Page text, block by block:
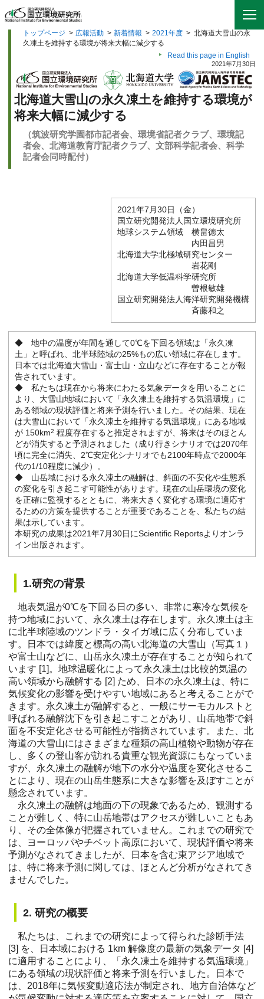
トップページ > 広報活動 > 新着情報 > 2021年度 > 北海道大雪山の永
久凍土を維持する環境が将来大幅に減少する
Read this page in English
2021年7月30日
北海道大雪山の永久凍土を維持する環境が
将来大幅に減少する
（筑波研究学園都市記者会、環境省記者クラブ、環境記
者会、北海道教育庁記者クラブ、文部科学記者会、科学
記者会同時配付）
2021年7月30日（金）
国立研究開発法人国立環境研究所
地球システム領域 横畠徳太
内田昌男
北海道大学北極域研究センター
岩花剛
北海道大学低温科学研究所
曽根敏雄
国立研究開発法人海洋研究開発機構
斉藤和之
◆ 地中の温度が年間を通して0℃を下回る領域は「永久凍
土」と呼ばれ、北半球陸域の25%もの広い領域に存在します。
日本では北海道大雪山・富士山・立山などに存在することが報
告されています。
◆ 私たちは現在から将来にわたる気象データを用いることに
より、大雪山地域において「永久凍土を維持する気温環境」に
ある領域の現状評価と将来予測を行いました。その結果、現在
は大雪山において「永久凍土を維持する気温環境」にある地域
が 150km2 程度存在すると推定されますが、将来はそのほとん
どが消失すると予測されました（成り行きシナリオでは2070年
頃に完全に消失、2℃安定化シナリオでも2100年時点で2000年
代の1/10程度に減少）。
◆ 山岳域における永久凍土の融解は、斜面の不安化や生態系
の変化を引き起こす可能性があります。現在の山岳環境の変化
を正確に監視するとともに、将来大きく変化する環境に適応す
るための方策を提供することが重要であることを、私たちの結
果は示しています。
本研究の成果は2021年7月30日にScientific Reportsよりオンラ
イン出版されます。
1.研究の背景
地表気温が0℃を下回る日の多い、非常に寒冷な気候を
持つ地域において、永久凍土は存在します。永久凍土は主
に北半球陸域のツンドラ・タイガ域に広く分布していま
す。日本では緯度と標高の高い北海道の大雪山（写真１）
や富士山などに、山岳永久凍土が存在することが知られて
います [1]。地球温暖化によって永久凍土は比較的気温の
高い領域から融解する [2] ため、日本の永久凍土は、特に
気候変化の影響を受けやすい地域にあると考えることがで
きます。永久凍土が融解すると、一般にサーモカルストと
呼ばれる融解沈下を引き起こすことがあり、山岳地帯で斜
面を不安定化させる可能性が指摘されています。また、北
海道の大雪山にはさまざまな種類の高山植物や動物が存在
し、多くの登山客が訪れる貴重な観光資源にもなっていま
すが、永久凍土の融解が地下の水分や温度を変化させるこ
とにより、現在の山岳生態系に大きな影響を及ぼすことが
懸念されています。
永久凍土の融解は地面の下の現象であるため、観測する
ことが難しく、特に山岳地帯はアクセスが難しいこともあ
り、その全体像が把握されていません。これまでの研究で
は、ヨーロッパやチベット高原において、現状評価や将来
予測がなされてきましたが、日本を含む東アジア地域で
は、特に将来予測に関しては、ほとんど分析がなされてき
ませんでした。
2. 研究の概要
私たちは、これまでの研究によって得られた診断手法
[3] を、日本域における 1km 解像度の最新の気象データ [4]
に適用することにより、「永久凍土を維持する気温環境」
にある領域の現状評価と将来予測を行いました。日本で
は、2018年に気候変動適応法が制定され、地方自治体など